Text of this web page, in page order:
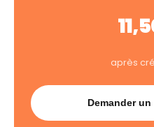
après
Demander